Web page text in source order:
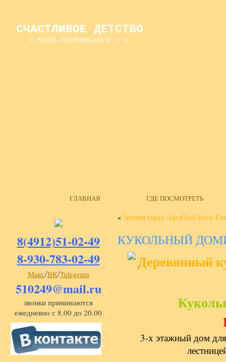
СЧАСТЛИВОЕ ДЕТСТВО
Г. РЯЗАНЬ, ГОЛЕНЧИНСКОЕ Ш., Д. 14
ГЛАВНАЯ ГДЕ ПОСМОТРЕТЬ
8(4912)51-02-49
8-930-783-02-49
Макс/ВК/Telegram
510249@mail.ru
звонки принимаются
ежедневно с 8.00 до 20.00
« Зимняя горка «IgraGrad Snow
КУКОЛЬНЫЙ
3-х этажный дом